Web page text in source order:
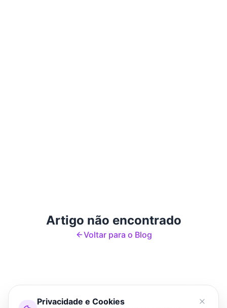
Artigo não encontrado
Voltar para o Blog
Privacidade e Cookies